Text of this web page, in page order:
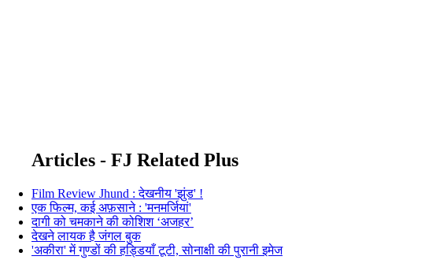
Articles - FJ Related Plus
Film Review Jhund : देखनीय 'झुंड' !
एक फिल्म, कई अफ़साने : 'मनमर्जियां'
दागी को चमकाने की कोशिश ‘अजहर’
देखने लायक है जंगल बुक
'अकीरा' में गुण्डों की हड्डियाँ टूटी, सोनाक्षी की पुरानी इमेज